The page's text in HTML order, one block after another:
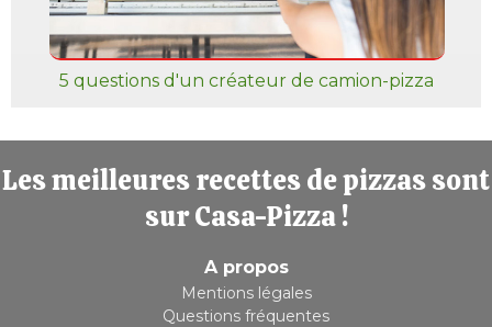
5 questions d'un créateur de camion-pizza
Les meilleures recettes de pizzas sont
sur Casa-Pizza !
A propos
Mentions légales
Questions fréquentes